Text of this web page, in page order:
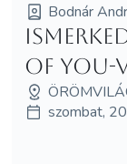
Bodnár
of You-
szombat,